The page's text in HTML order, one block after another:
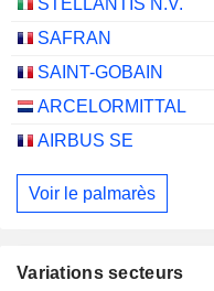
STELLANTIS N.V.
SAFRAN
SAINT-GOBAIN
ARCELORMITTAL
AIRBUS SE
Voir le palmarès
Variations secteurs